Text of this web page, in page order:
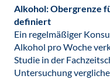
Alkohol: Obergrenze
definiert
Ein regelmäßiger
Alkohol pro Woche
Studie in der
Untersuchung